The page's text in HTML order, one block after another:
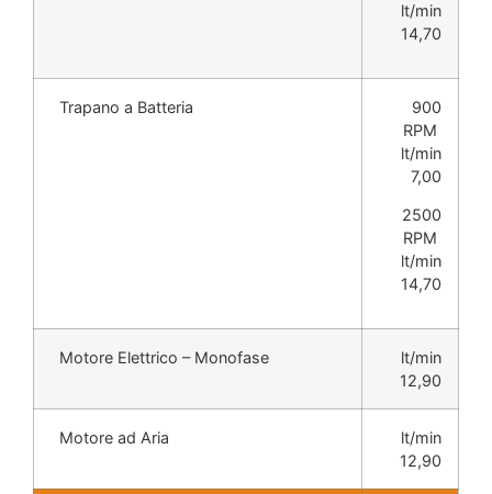
lt/min
14,70
Trapano a Batteria
900
RPM
lt/min
7,00
2500
RPM
lt/min
14,70
Motore Elettrico – Monofase
lt/min
12,90
Motore ad Aria
lt/min
12,90